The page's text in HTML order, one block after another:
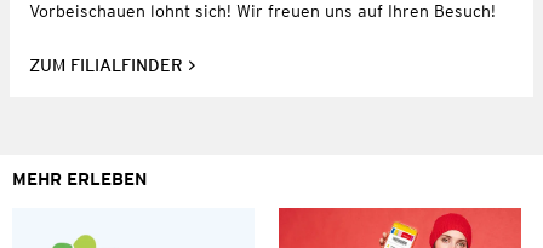
Vorbeischauen lohnt sich! Wir freuen uns auf Ihren Besuch!
ZUM FILIALFINDER
MEHR ERLEBEN